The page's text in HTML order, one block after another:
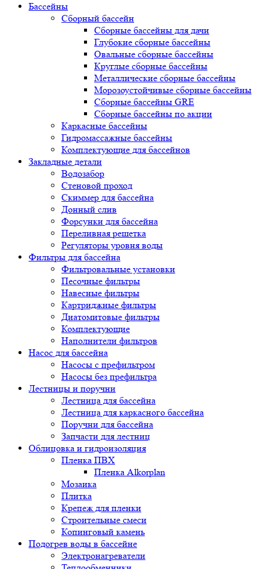
Бассейны
Сборный бассейн
Сборные бассейны для дачи
Глубокие сборные бассейны
Овальные сборные бассейны
Круглые сборные бассейны
Металлические сборные бассейны
Морозоустойчивые сборные бассейны
Сборные бассейны GRE
Сборные бассейны по акции
Каркасные бассейны
Гидромассажные бассейны
Комплектующие для бассейнов
Закладные детали
Водозабор
Стеновой проход
Скиммер для бассейна
Донный слив
Форсунки для бассейна
Переливная решетка
Регуляторы уровня воды
Фильтры для бассейна
Фильтровальные установки
Песочные фильтры
Навесные фильтры
Картриджные фильтры
Диатомитовые фильтры
Комплектующие
Наполнители фильтров
Насос для бассейна
Насосы с префильтром
Насосы без префильтра
Лестницы и поручни
Лестница для бассейна
Лестница для каркасного бассейна
Поручни для бассейна
Запчасти для лестниц
Облицовка и гидроизоляция
Пленка ПВХ
Пленка Alkorplan
Мозаика
Плитка
Крепеж для пленки
Строительные смеси
Копинговый камень
Подогрев воды в бассейне
Электронагреватели